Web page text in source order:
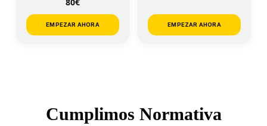
EMPEZAR AHORA EMPEZAR AHORA
Cumplimos Normativa